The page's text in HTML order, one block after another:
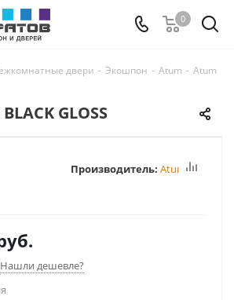
0
двери - Экошпон - Atum - Atum
GLOSS
Производитель: Atum Pro
Нашли дешевле?